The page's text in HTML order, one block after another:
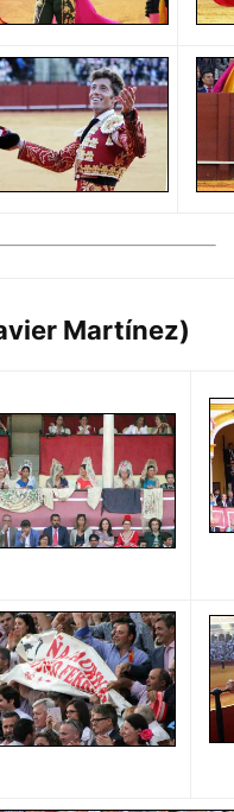
Martínez)